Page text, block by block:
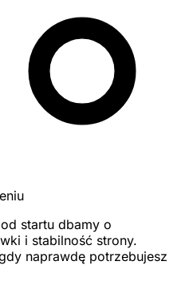
startu dbamy o
i stabilność strony.
naprawdę potrzebujesz